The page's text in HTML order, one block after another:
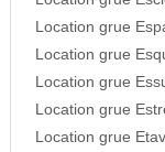
Location grue
Location grue
Location grue
Location grue
Location grue